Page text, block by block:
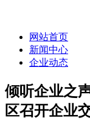
网站首页
新闻中心
企业动态
倾听企业之
区召开企业